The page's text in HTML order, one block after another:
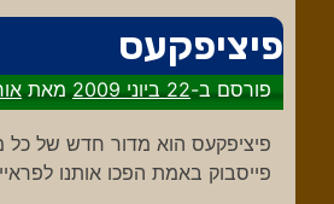
פיציפקעס
פורסם ב-22 ביוני 2009 מאת
פיציפקעס הוא מדור חדש של כל
פייסבוק באמת הפכו אותנו